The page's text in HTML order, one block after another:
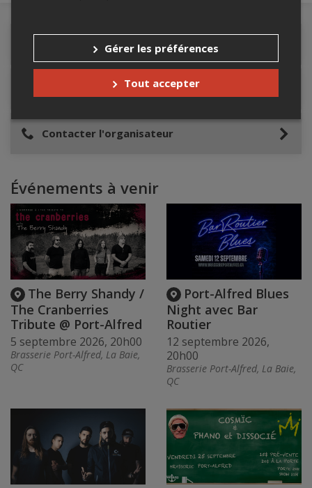
Détails de l'événement
Lieu de l'événement
Contacter l'organisateur
Événements à venir
The Berry Shandy /
The Cranberries
Tribute @ Port-Alfred
5 septembre 2026, 20h00
Brasserie Port-Alfred, La Baie,
QC
Port-Alfred Blues
Night avec Bar
Routier
12 septembre 2026,
20h00
Brasserie Port-Alfred, La Baie,
QC
Gérer les préférences
Tout accepter